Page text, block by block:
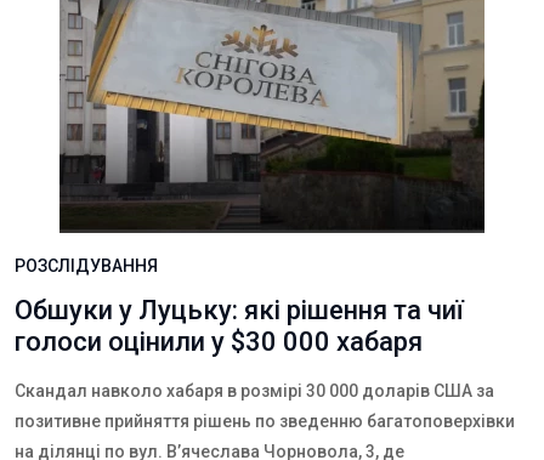
РОЗСЛІДУВАННЯ
Обшуки у Луцьку: які рішення та чиї
голоси оцінили у $30 000 хабаря
Скандал навколо хабаря в розмірі 30 000 доларів США за
позитивне прийняття рішень по зведенню багатоповерхівки
на ділянці по вул. В’ячеслава Чорновола, 3, де